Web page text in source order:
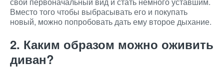
Вместо того чтобы выбрасывать его и покупать
новый, можно попробовать дать ему второе дыхание.
2. Каким образом можно оживить
диван?